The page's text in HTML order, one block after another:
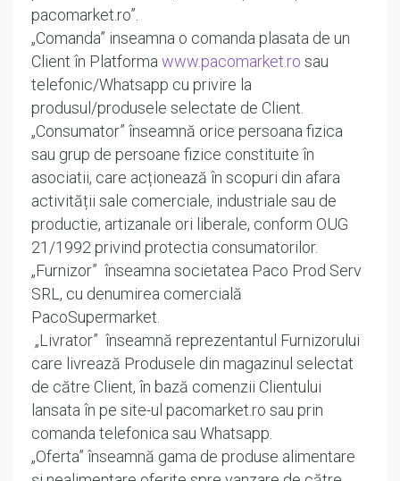
pacomarket.ro”.
„Comanda” inseamna o comanda plasata de un
Client în Platforma www.pacomarket.ro sau
telefonic/Whatsapp cu privire la
produsul/produsele selectate de Client.
„Consumator” înseamnă orice persoana fizica
sau grup de persoane fizice constituite în
asociatii, care acționează în scopuri din afara
activității sale comerciale, industriale sau de
productie, artizanale ori liberale, conform OUG
21/1992 privind protectia consumatorilor.
„Furnizor” înseamna societatea Paco Prod Serv
SRL, cu denumirea comercială
PacoSupermarket.
„Livrator” înseamnă reprezentantul Furnizorului
care livrează Produsele din magazinul selectat
de către Client, în bază comenzii Clientului
lansata în pe site-ul pacomarket.ro sau prin
comanda telefonica sau Whatsapp.
„Oferta” înseamnă gama de produse alimentare